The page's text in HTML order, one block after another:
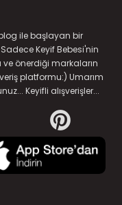
ile başlayan bir
Keyif Bebesi'nin
ve önerdiği markaların
platformu:) Umarım
Keyifli alışverişler...